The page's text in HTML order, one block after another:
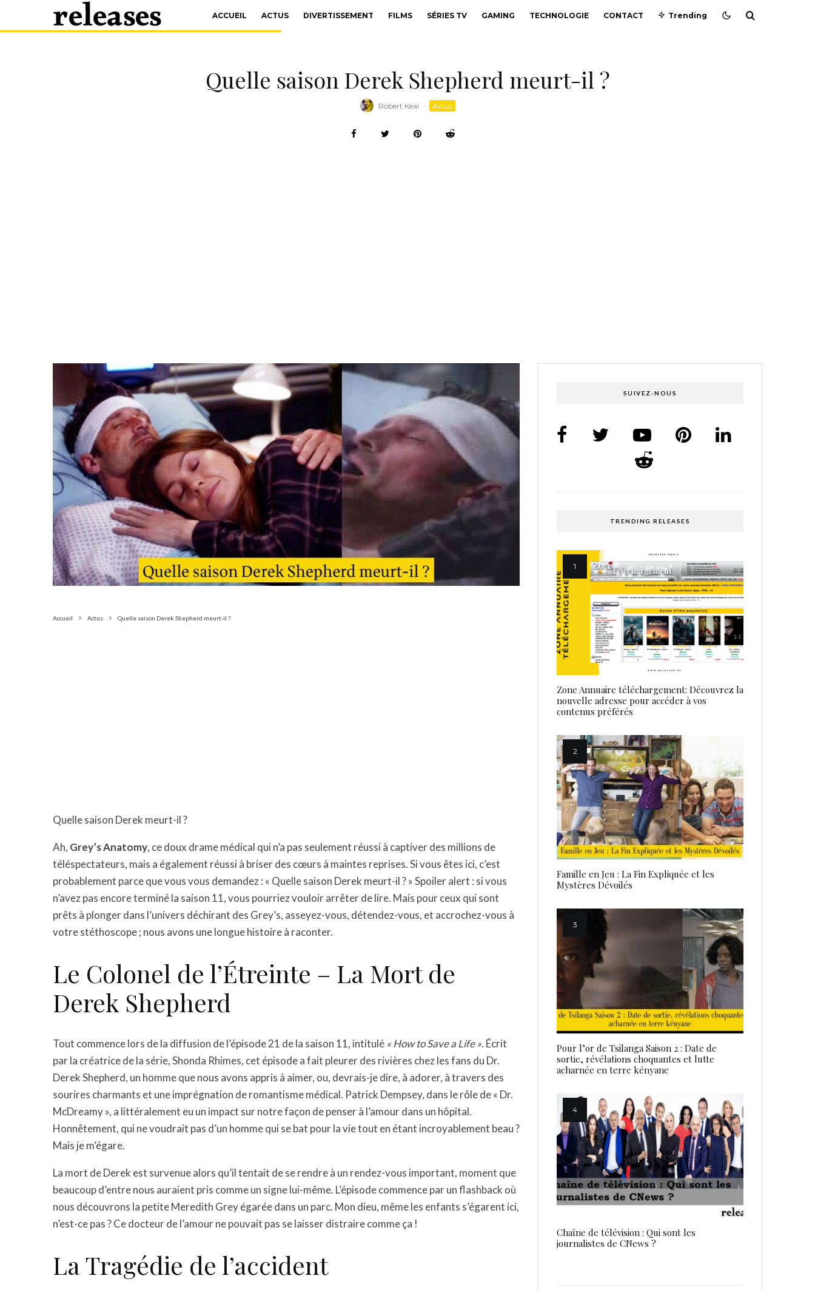
ACCUEIL ACTUS DIVERTISSEMENT FILMS SÉRIES TV GAMING TECHNOLOGIE CONTACT Trending
Quelle saison Derek Shepherd meurt-il ?
Robert Keal · Actus
Accueil Actus Quelle saison Derek Shepherd meurt-il ?
Quelle saison Derek meurt-il ?
Ah, Grey’s Anatomy, ce doux drame médical qui n’a pas seulement réussi à captiver des millions de
téléspectateurs, mais a également réussi à briser des cœurs à maintes reprises. Si vous êtes ici, c’est
probablement parce que vous vous demandez : « Quelle saison Derek meurt-il ? » Spoiler alert : si vous
n’avez pas encore terminé la saison 11, vous pourriez vouloir arrêter de lire. Mais pour ceux qui sont
prêts à plonger dans l’univers déchirant des Grey’s, asseyez-vous, détendez-vous, et accrochez-vous à
votre stéthoscope ; nous avons une longue histoire à raconter.
Le Colonel de l’Étreinte – La Mort de
Derek Shepherd
Tout commence lors de la diffusion de l’épisode 21 de la saison 11, intitulé « How to Save a Life ». Écrit
par la créatrice de la série, Shonda Rhimes, cet épisode a fait pleurer des rivières chez les fans du Dr.
Derek Shepherd, un homme que nous avons appris à aimer, ou, devrais-je dire, à adorer, à travers des
sourires charmants et une imprégnation de romantisme médical. Patrick Dempsey, dans le rôle de « Dr.
McDreamy », a littéralement eu un impact sur notre façon de penser à l’amour dans un hôpital.
Honnêtement, qui ne voudrait pas d’un homme qui se bat pour la vie tout en étant incroyablement beau ?
Mais je m’égare.
La mort de Derek est survenue alors qu’il tentait de se rendre à un rendez-vous important, moment que
beaucoup d’entre nous auraient pris comme un signe lui-même. L’épisode commence par un flashback où
nous découvrons la petite Meredith Grey égarée dans un parc. Mon dieu, même les enfants s’égarent ici,
n’est-ce pas ? Ce docteur de l’amour ne pouvait pas se laisser distraire comme ça !
La Tragédie de l’accident
SUIVEZ-NOUS
TRENDING RELEASES
Zone Annuaire téléchargement: Découvrez la
nouvelle adresse pour accéder à vos
contenus préférés
Famille en Jeu : La Fin Expliquée et les
Mystères Dévoilés
Pour l’or de Tsilanga Saison 2 : Date de
sortie, révélations choquantes et lutte
acharnée en terre kényane
Chaîne de télévision : Qui sont les
journalistes de CNews ?